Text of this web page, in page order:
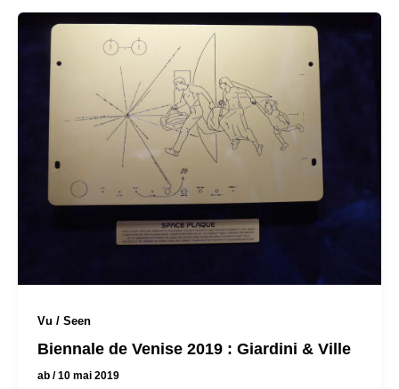
Vu / Seen
Biennale de Venise 2019 : Giardini & Ville
ab /10 mai 2019